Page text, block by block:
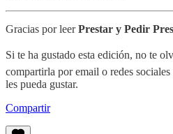
Gracias por leerPrestar y Pedir
Si te ha gustado esta edición, no te
compartirla por email o redes
les pueda gustar.
Compartir